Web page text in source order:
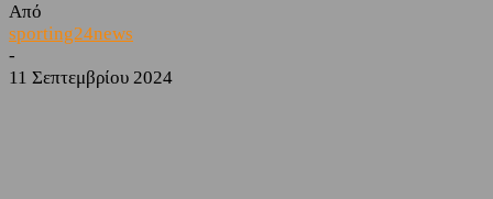
Από
sporting24news
-
11 Σεπτεμβρίου 2024